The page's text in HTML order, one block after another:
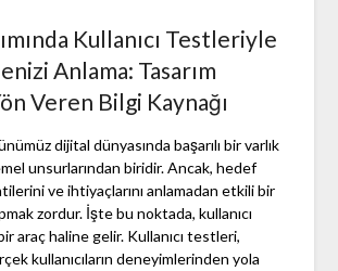
Kullanıcı Testleriyle
Anlama: Tasarım
Veren Bilgi Kaynağı
dijital dünyasında başarılı bir varlık
unsurlarından biridir. Ancak, hedef
ve ihtiyaçlarını anlamadan etkili bir
zordur. İşte bu noktada, kullanıcı
araç haline gelir. Kullanıcı testleri,
kullanıcıların deneyimlerinden yola